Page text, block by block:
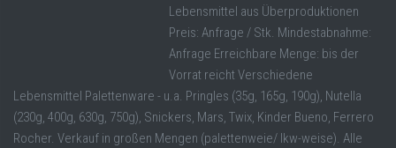
Lebensmittel aus Überproduktionen
Preis: Anfrage / Stk. Mindestabnahme:
Anfrage Erreichbare Menge: bis der
Vorrat reicht Verschiedene
Lebensmittel Palettenware - u.a. Pringles (35g, 165g, 190g), Nutella
(230g, 400g, 630g, 750g), Snickers, Mars, Twix, Kinder Bueno, Ferrero
Rocher. Verkauf in großen Mengen (palettenweie/ lkw-weise). Alle